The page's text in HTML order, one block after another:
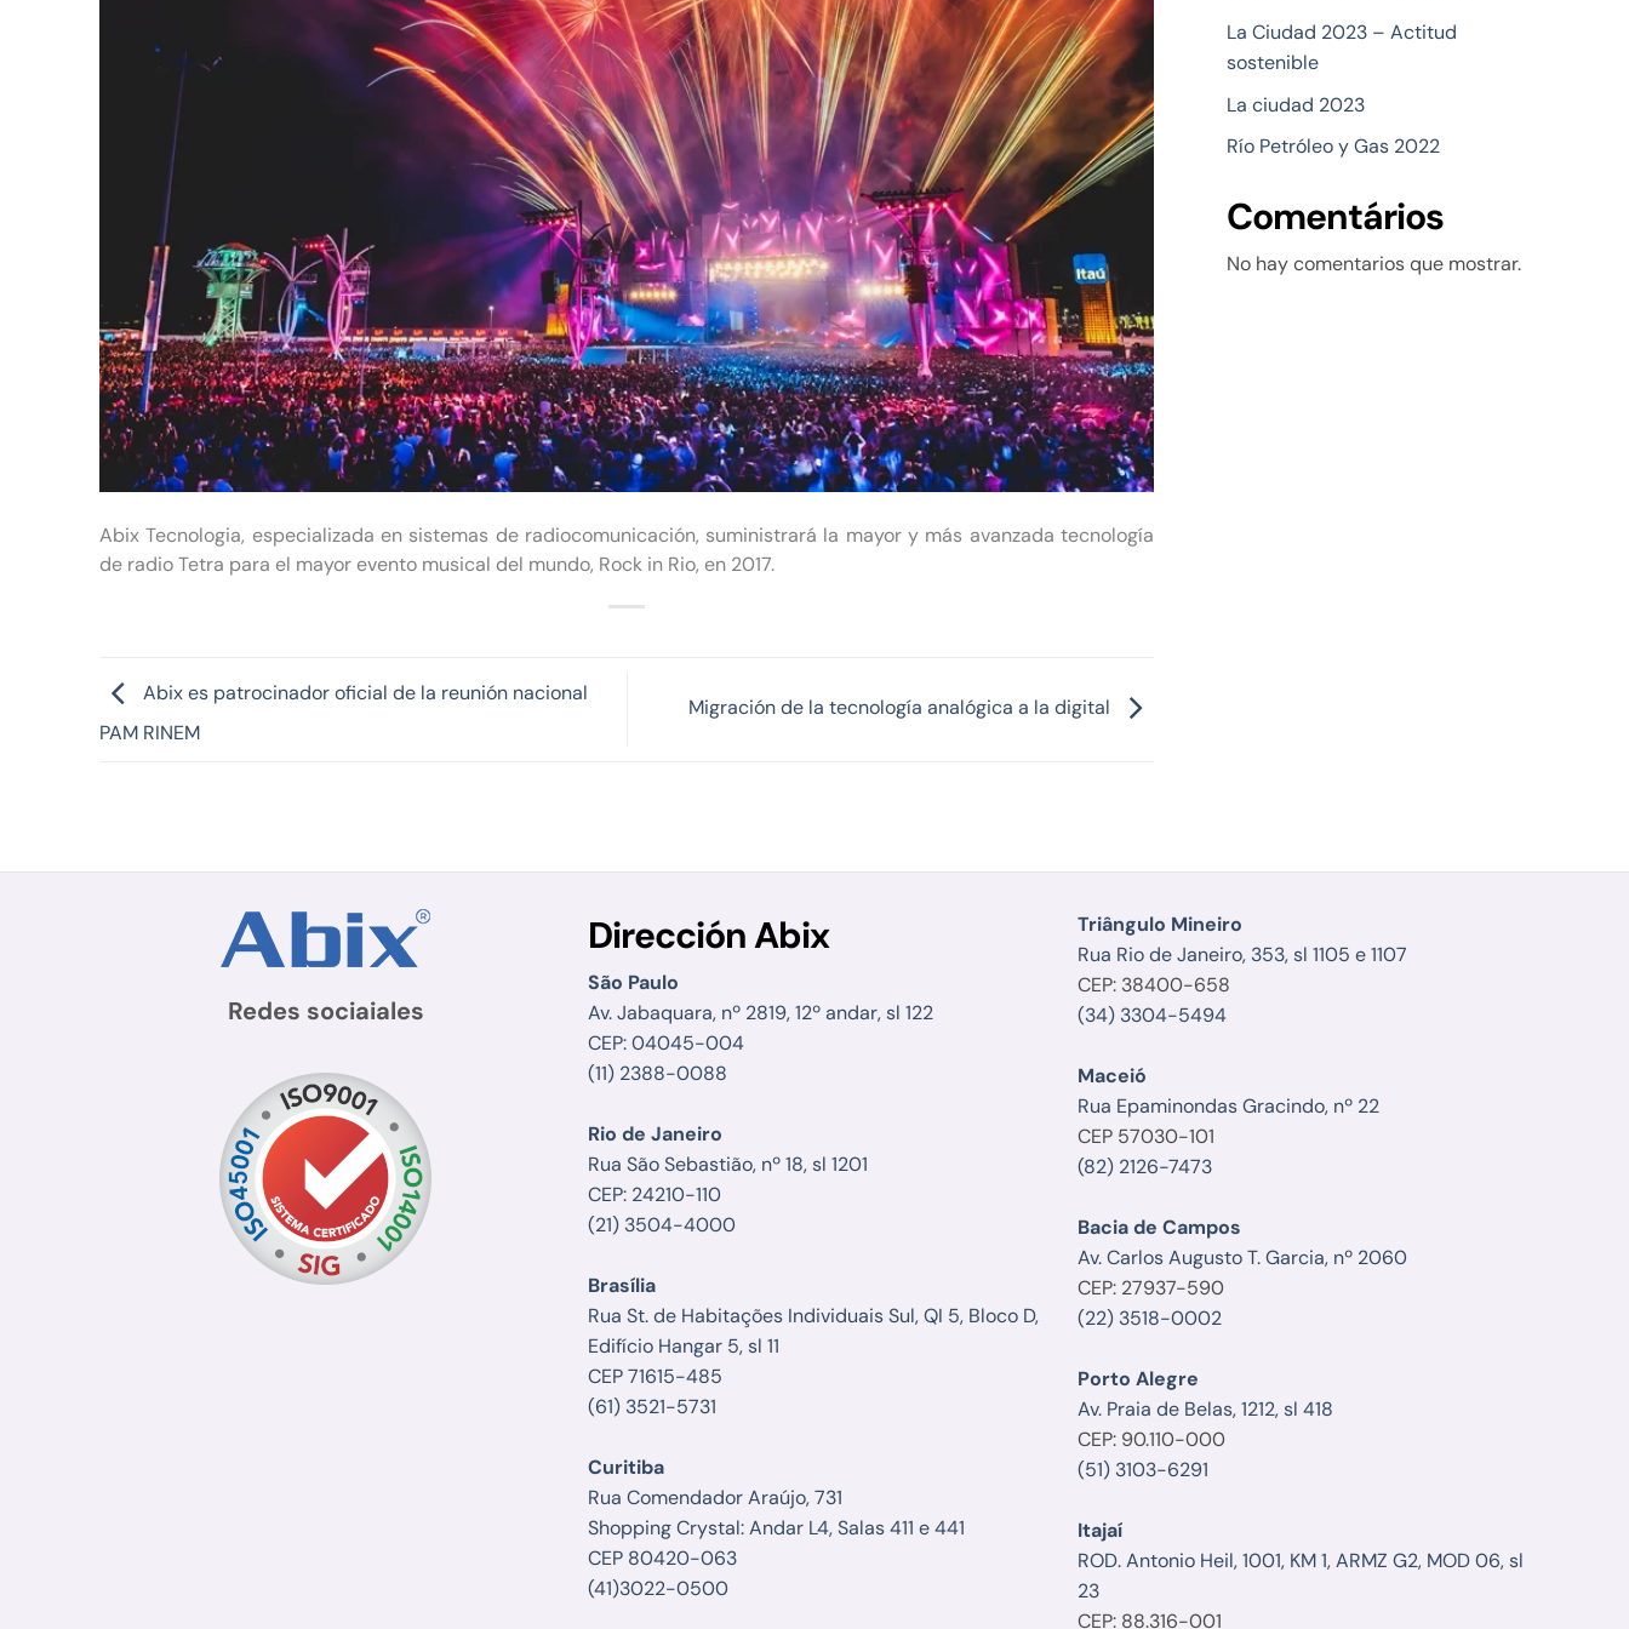
Abix Tecnologia, especializada en sistemas de radiocomunicación, suministrará la mayor y más avanzada tecnología
de radio Tetra para el mayor evento musical del mundo, Rock in Rio, en 2017.
Abix es patrocinador oficial de la reunión nacional
PAM RINEM
Migración de la tecnología analógica a la digital
La Ciudad 2023 – Actitud
sostenible
La ciudad 2023
Río Petróleo y Gas 2022
Comentários
No hay comentarios que mostrar.
Redes sociaiales
Dirección Abix
São Paulo
Av. Jabaquara, nº 2819, 12º andar, sl 122
CEP: 04045-004
(11) 2388-0088
Rio de Janeiro
Rua São Sebastião, nº 18, sl 1201
CEP: 24210-110
(21) 3504-4000
Brasília
Rua St. de Habitações Individuais Sul, QI 5, Bloco D,
Edifício Hangar 5, sl 11
CEP 71615-485
(61) 3521-5731
Curitiba
Rua Comendador Araújo, 731
Shopping Crystal: Andar L4, Salas 411 e 441
CEP 80420-063
(41)3022-0500
Triângulo Mineiro
Rua Rio de Janeiro, 353, sl 1105 e 1107
CEP: 38400-658
(34) 3304-5494
Maceió
Rua Epaminondas Gracindo, nº 22
CEP 57030-101
(82) 2126-7473
Bacia de Campos
Av. Carlos Augusto T. Garcia, nº 2060
CEP: 27937-590
(22) 3518-0002
Porto Alegre
Av. Praia de Belas, 1212, sl 418
CEP: 90.110-000
(51) 3103-6291
Itajaí
ROD. Antonio Heil, 1001, KM 1, ARMZ G2, MOD 06, sl
23
CEP: 88.316-001